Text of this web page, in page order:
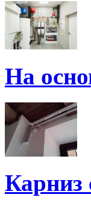
На
Карниз